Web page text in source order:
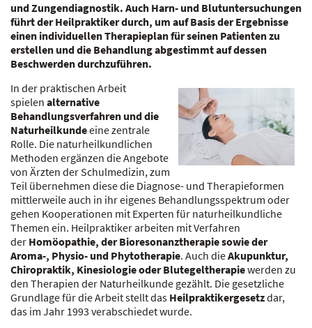
und Zungendiagnostik. Auch Harn- und Blutuntersuchungen
führt der Heilpraktiker durch, um auf Basis der Ergebnisse
einen individuellen Therapieplan für seinen Patienten zu
erstellen und die Behandlung abgestimmt auf dessen
Beschwerden durchzuführen.
In der praktischen Arbeit
spielen alternative
Behandlungsverfahren und die
Naturheilkundeeine zentrale
Rolle. Die naturheilkundlichen
Methoden ergänzen die Angebote
von Ärzten der Schulmedizin, zum
Teil übernehmen diese die Diagnose- und Therapieformen
mittlerweile auch in ihr eigenes Behandlungsspektrum oder
gehen Kooperationen mit Experten für naturheilkundliche
Themen ein. Heilpraktiker arbeiten mit Verfahren
der Homöopathie, der Bioresonanztherapie sowie der
Aroma-, Physio- und Phytotherapie. Auch dieAkupunktur,
Chiropraktik, Kinesiologie oder Blutegeltherapiewerden zu
den Therapien der Naturheilkunde gezählt. Die gesetzliche
Grundlage für die Arbeit stellt das Heilpraktikergesetzdar,
das im Jahr 1993 verabschiedet wurde.